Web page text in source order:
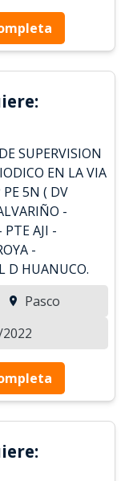
SUPERVISION
EN LA VIA
5N ( DV
-
PTE AJI -
-
D HUANUCO.
Pasco